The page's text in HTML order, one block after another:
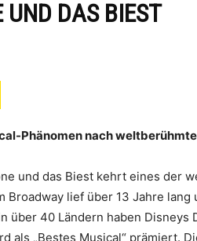
UND DAS BIEST
Phänomen nach
und das Biest kehrt eines der
Broadway lief über 13 Jahre
über 40 Ländern haben
als „Bestes Musical“ prämiert.